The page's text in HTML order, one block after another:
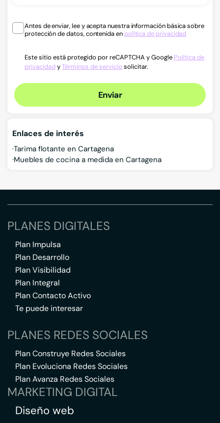
Antes de enviar, lee y acepta nuestra información básica sobre
protección de datos, contenida en política de privacidad
Este sitio está protegido por reCAPTCHA y Google Política de
privacidad yTérminos de servicio solicitar.
Enviar
Enlaces de interés
Tarima flotante en Cartagena
Muebles de cocina a medida en Cartagena
PLANES DIGITALES
Plan Impulsa
Plan Desarrollo
Plan Visibilidad
Plan Integral
Plan Contacto Activo
Te puede interesar
PLANES REDES SOCIALES
Plan Construye Redes Sociales
Plan Evoluciona Redes Sociales
Plan Avanza Redes Sociales
MARKETING DIGITAL
Diseño web